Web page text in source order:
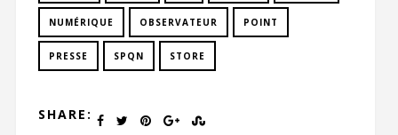
NUMÉRIQUE OBSERVATEUR POINT
PRESSE SPQN STORE
SHARE: